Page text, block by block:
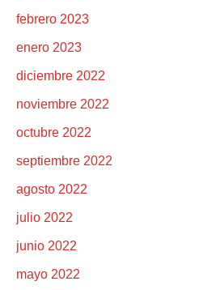
febrero 2023
enero 2023
diciembre 2022
noviembre 2022
octubre 2022
septiembre 2022
agosto 2022
julio 2022
junio 2022
mayo 2022